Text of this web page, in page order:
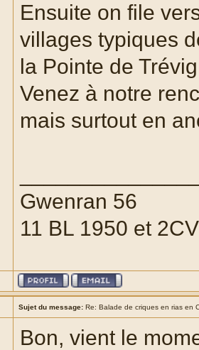
Ensuite on file
villages typiques
la Pointe de
Venez à notre
mais surtout en
Gwenran 56
11 BL 1950 et
Sujet du message: Re: Balade de criques en rias en
Bon, vient le